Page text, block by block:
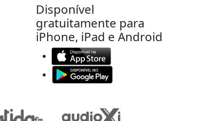
Disponível
gratuitamente para
iPhone, iPad e Android